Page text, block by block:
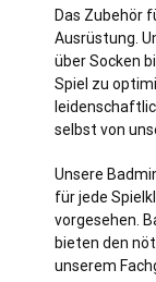
Das Zubehör
Ausrüstung.
über Socken
Spiel zu
selbst von
Unsere
für jede
vorgesehen.
bieten den
unserem